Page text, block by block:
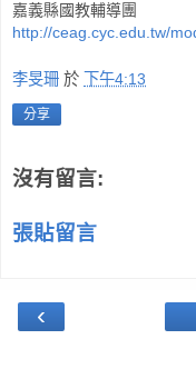
嘉義縣國教輔導團
http://ceag.cyc.edu.tw/
李旻珊 於 下午4:13
分享
沒有留言:
張貼留言
‹